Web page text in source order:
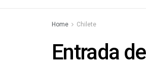
Home Chilete
Entrada